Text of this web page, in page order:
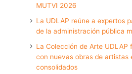
MUTVI 2026
La UDLAP reúne a expertos
de la administración pública
La Colección de Arte
con nuevas obras de artistas
consolidados